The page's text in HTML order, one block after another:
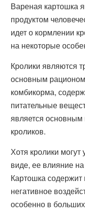
Вареная картошка
продуктом
идет о кормлении
на некоторые
Кролики являются
основным
комбикорма,
питательные
является
кроликов.
Хотя кролики
виде, ее влияние
Картошка содержит
негативное
особенно в